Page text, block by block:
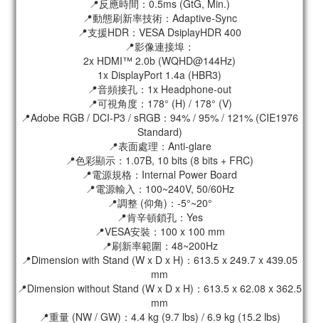
📍反應時間：0.5ms (GtG, Min.)
📍動態刷新率技術：Adaptive-Sync
📍支援HDR：VESA DsiplayHDR 400
📍影像連接埠：
2x HDMI™ 2.0b (WQHD@144Hz)
1x DisplayPort 1.4a (HBR3)
📍音頻接孔：1x Headphone-out
📍可視角度：178° (H) / 178° (V)
📍Adobe RGB / DCI-P3 / sRGB：94% / 95% / 121% (CIE1976
Standard)
📍表面處理：Anti-glare
📍色彩顯示：1.07B, 10 bits (8 bits + FRC)
📍電源規格：Internal Power Board
📍電源輸入：100~240V, 50/60Hz
📍調整 (仰角)：-5°~20°
📍肯辛頓鎖孔：Yes
📍VESA安裝：100 x 100 mm
📍刷新率範圍：48~200Hz
📍Dimension with Stand (W x D x H)：613.5 x 249.7 x 439.05
mm
📍Dimension without Stand (W x D x H)：613.5 x 62.08 x 362.5
mm
📍重量 (NW / GW)：4.4 kg (9.7 lbs) / 6.9 kg (15.2 lbs)